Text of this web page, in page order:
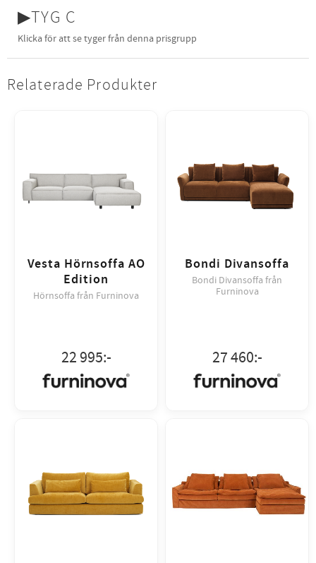
▶TYG C
Klicka för att se tyger från denna prisgrupp
Relaterade Produkter
Vesta Hörnsoffa AO
Edition
Hörnsoffa från Furninova
22 995:-
Bondi Divansoffa
Bondi Divansoffa från
Furninova
27 460:-